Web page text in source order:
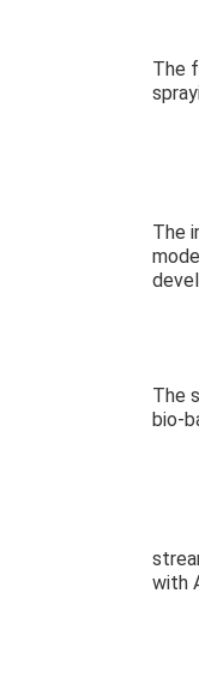
The
The
The
bio-
with